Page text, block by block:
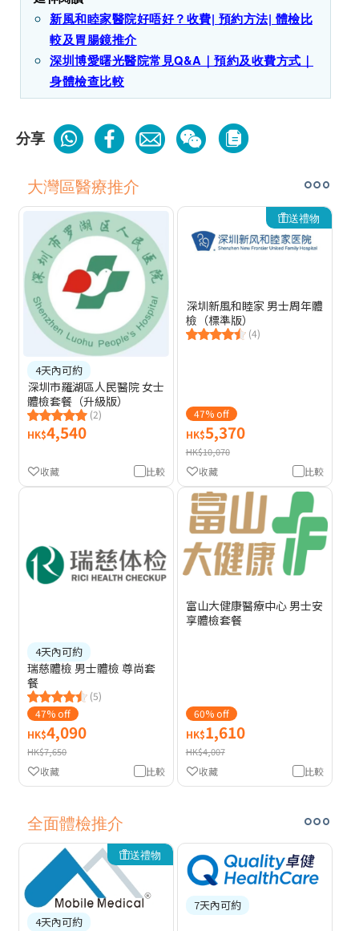
新風和睦家醫院好唔好？收費| 預約方法| 體檢比
較及胃腸鏡推介
深圳博愛曙光醫院常見Q&A｜預約及收費方式｜
身體檢查比較
分享
大灣區醫療推介
4天內可約
深圳市羅湖區人民醫院 女士
體檢套餐（升級版）
(2)
HK$4,540
比較
收藏
送禮物
深圳新風和睦家 男士周年體
檢（標準版）
(4)
47% off
HK$5,370
HK$10,070
比較
收藏
4天內可約
瑞慈體檢 男士體檢 尊尚套
餐
(5)
47% off
HK$4,090
HK$7,650
比較
收藏
富山大健康醫療中心 男士安
享體檢套餐
60% off
HK$1,610
HK$4,007
比較
收藏
全面體檢推介
送禮物
4天內可約
7天內可約